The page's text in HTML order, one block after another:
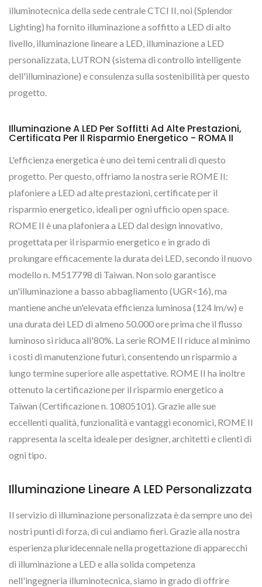
illuminotecnica della sede centrale CTCI II, noi (Splendor
Lighting) ha fornito illuminazione a soffitto a LED di alto
livello, illuminazione lineare a LED, illuminazione a LED
personalizzata, LUTRON (sistema di controllo intelligente
dell'illuminazione) e consulenza sulla sostenibilità per questo
progetto.
Illuminazione A LED Per Soffitti Ad Alte Prestazioni,
Certificata Per Il Risparmio Energetico - ROMA II
L'efficienza energetica è uno dei temi centrali di questo
progetto. Per questo, offriamo la nostra serie ROME II:
plafoniere a LED ad alte prestazioni, certificate per il
risparmio energetico, ideali per ogni ufficio open space.
ROME II è una plafoniera a LED dal design innovativo,
progettata per il risparmio energetico e in grado di
prolungare efficacemente la durata dei LED, secondo il nuovo
modello n. M517798 di Taiwan. Non solo garantisce
un'illuminazione a basso abbagliamento (UGR<16), ma
mantiene anche un'elevata efficienza luminosa (124 lm/w) e
una durata dei LED di almeno 50.000 ore prima che il flusso
luminoso si riduca all'80%. La serie ROME II riduce al minimo
i costi di manutenzione futuri, consentendo un risparmio a
lungo termine superiore alle aspettative. ROME II ha inoltre
ottenuto la certificazione per il risparmio energetico a
Taiwan (Certificazione n. 10805101). Grazie alle sue
eccellenti qualità, funzionalità e vantaggi economici, ROME II
rappresenta la scelta ideale per designer, architetti e clienti di
ogni tipo.
Illuminazione Lineare A LED Personalizzata
Il servizio di illuminazione personalizzata è da sempre uno dei
nostri punti di forza, di cui andiamo fieri. Grazie alla nostra
esperienza pluridecennale nella progettazione di apparecchi
di illuminazione a LED e alla solida competenza
nell'ingegneria illuminotecnica, siamo in grado di offrire